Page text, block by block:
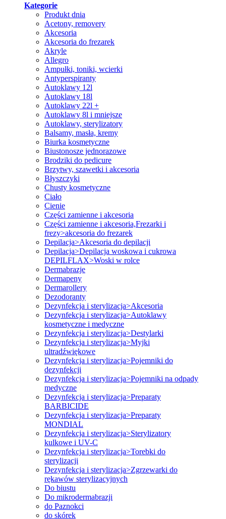
Kategorie
Produkt dnia
Acetony, removery
Akcesoria
Akcesoria do frezarek
Akryle
Allegro
Ampułki, toniki, wcierki
Antyperspiranty
Autoklawy 12l
Autoklawy 18l
Autoklawy 22l +
Autoklawy 8l i mniejsze
Autoklawy, sterylizatory
Balsamy, masła, kremy
Biurka kosmetyczne
Biustonosze jednorazowe
Brodziki do pedicure
Brzytwy, szawetki i akcesoria
Błyszczyki
Chusty kosmetyczne
Ciało
Cienie
Części zamienne i akcesoria
Części zamienne i akcesoria,Frezarki i
frezy>akcesoria do frezarek
Depilacja>Akcesoria do depilacji
Depilacja>Depilacja woskowa i cukrowa
DEPILFLAX>Woski w rolce
Dermabrazje
Dermapeny
Dermarollery
Dezodoranty
Dezynfekcja i sterylizacja>Akcesoria
Dezynfekcja i sterylizacja>Autoklawy
kosmetyczne i medyczne
Dezynfekcja i sterylizacja>Destylarki
Dezynfekcja i sterylizacja>Myjki
ultradźwiękowe
Dezynfekcja i sterylizacja>Pojemniki do
dezynfekcji
Dezynfekcja i sterylizacja>Pojemniki na odpady
medyczne
Dezynfekcja i sterylizacja>Preparaty
BARBICIDE
Dezynfekcja i sterylizacja>Preparaty
MONDIAL
Dezynfekcja i sterylizacja>Sterylizatory
kulkowe i UV-C
Dezynfekcja i sterylizacja>Torebki do
sterylizacji
Dezynfekcja i sterylizacja>Zgrzewarki do
rękawów sterylizacyjnych
Do biustu
Do mikrodermabrazji
do Paznokci
do skórek